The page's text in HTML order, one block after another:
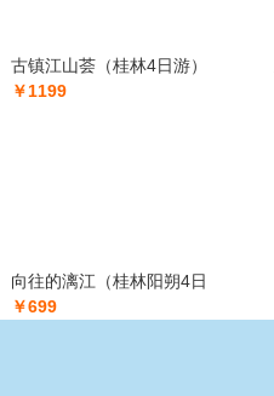
古镇江山荟（桂林4日游）
￥1199
向往的漓江（桂林阳朔4日
￥699